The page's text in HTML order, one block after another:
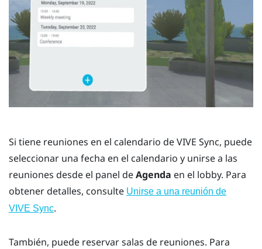
Si tiene reuniones en el calendario deVIVE Sync, puede
seleccionar una fecha en el calendario y unirse a las
reuniones desde el panel deAgenda en el lobby. Para
obtener detalles, consulte Unirse a una reunión de
VIVE Sync.
También, puede reservar salas de reuniones. Para